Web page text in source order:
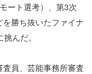
ート選考）、第3次
勝ち抜いたファイナ
んだ。
員、芸能事務所審査